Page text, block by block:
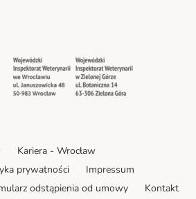
Security Security
Kariera - Wrocław
prywatności
Impressum
odstąpienia od umowy
Kontakt